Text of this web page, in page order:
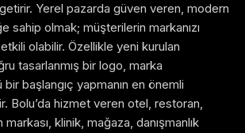
Yerel pazarda güven veren, modern
sahip olmak; müşterilerin markanızı
olabilir. Özellikle yeni kurulan
tasarlanmış bir logo, marka
başlangıç yapmanın en önemli
Bolu’da hizmet veren otel, restoran,
klinik, mağaza, danışmanlık